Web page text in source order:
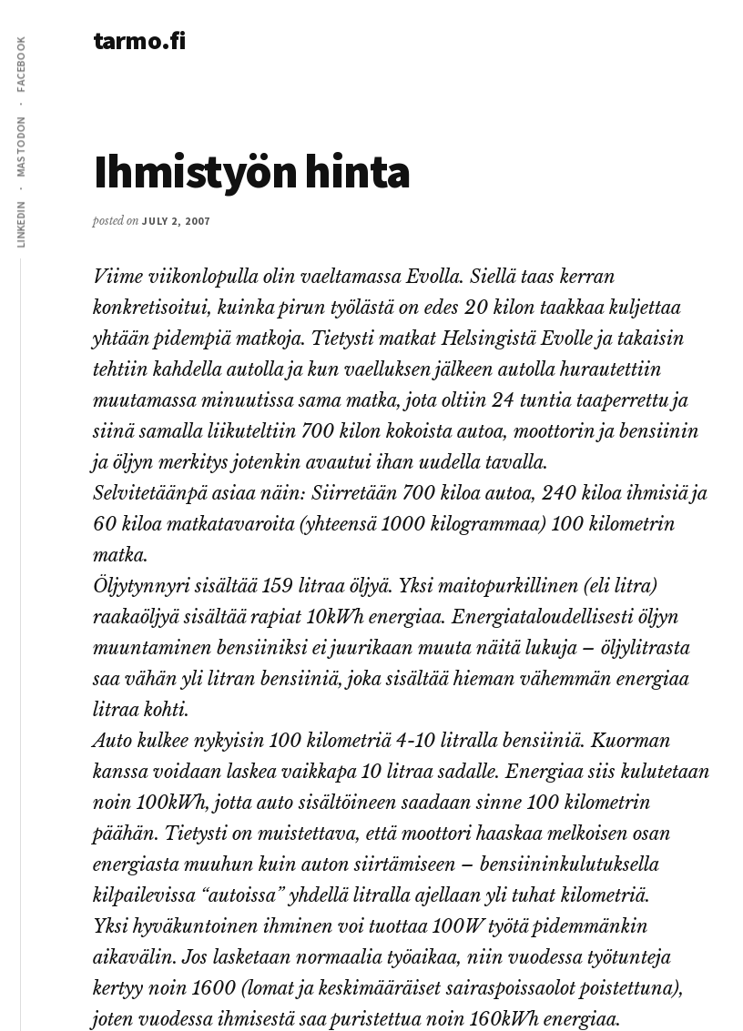
main
content
primary
sidebar
menu
LINKEDIN
MASTODON
FACEBOOK tarmo.fi
technology,
psychology,
and
Ihmistyön hinta
posted on JULY 2, 2007
Viime viikonlopulla olin vaeltamassa Evolla. Siellä taas kerran
konkretisoitui, kuinka pirun työlästä on edes 20 kilon taakkaa kuljettaa
yhtään pidempiä matkoja. Tietysti matkat Helsingistä Evolle ja takaisin
tehtiin kahdella autolla ja kun vaelluksen jälkeen autolla hurautettiin
muutamassa minuutissa sama matka, jota oltiin 24 tuntia taaperrettu ja
siinä samalla liikuteltiin 700 kilon kokoista autoa, moottorin ja bensiinin
ja öljyn merkitys jotenkin avautui ihan uudella tavalla.
Selvitetäänpä asiaa näin: Siirretään 700 kiloa autoa, 240 kiloa ihmisiä ja
60 kiloa matkatavaroita (yhteensä 1000 kilogrammaa) 100 kilometrin
matka.
Öljytynnyri sisältää 159 litraa öljyä. Yksi maitopurkillinen (eli litra)
raakaöljyä sisältää rapiat 10kWh energiaa. Energiataloudellisesti öljyn
muuntaminen bensiiniksi ei juurikaan muuta näitä lukuja – öljylitrasta
saa vähän yli litran bensiiniä, joka sisältää hieman vähemmän energiaa
litraa kohti.
Auto kulkee nykyisin 100 kilometriä 4-10 litralla bensiiniä. Kuorman
kanssa voidaan laskea vaikkapa 10 litraa sadalle. Energiaa siis kulutetaan
noin 100kWh, jotta auto sisältöineen saadaan sinne 100 kilometrin
päähän. Tietysti on muistettava, että moottori haaskaa melkoisen osan
energiasta muuhun kuin auton siirtämiseen – bensiininkulutuksella
kilpailevissa “autoissa” yhdellä litralla ajellaan yli tuhat kilometriä.
Yksi hyväkuntoinen ihminen voi tuottaa 100W työtä pidemmänkin
aikavälin. Jos lasketaan normaalia työaikaa, niin vuodessa työtunteja
kertyy noin 1600 (lomat ja keskimääräiset sairaspoissaolot poistettuna),
joten vuodessa ihmisestä saa puristettua noin 160kWh energiaa.